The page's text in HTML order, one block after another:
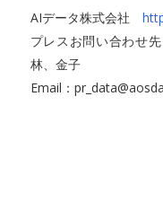
AIデータ株式会社
プレスお問い合わせ
林、金子
Email：